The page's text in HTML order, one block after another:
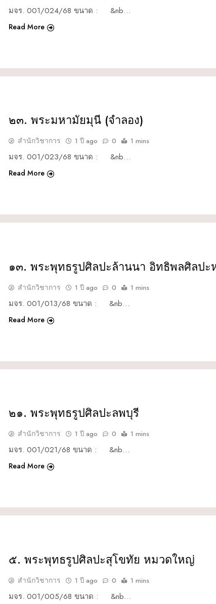
มจร. 001/024/68 ขนาด : &nb…
Read More
๒๓. พระมหามัยมุนี (จำลอง)
สำนักวิชาการ 1 ปี ago 0 1 mins
มจร. 001/023/68 ขนาด : &nb…
Read More
๑๓. พระพุทธรูปศิลปะล้านนา อิทธิพลศิลป
สำนักวิชาการ 1 ปี ago 0 1 mins
มจร. 001/013/68 ขนาด : &nb…
Read More
๒๑. พระพุทธรูปศิลปะลพบุรี
สำนักวิชาการ 1 ปี ago 0 1 mins
มจร. 001/021/68 ขนาด : &nb…
Read More
๕. พระพุทธรูปศิลปะสุโขทัย หมวดใหญ่
สำนักวิชาการ 1 ปี ago 0 1 mins
มจร. 001/005/68 ขนาด : &nb…